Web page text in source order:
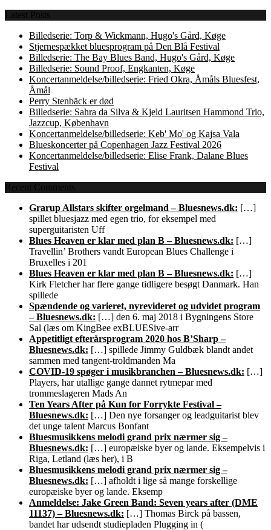
Latest Posts
Billedserie: Torp & Wickmann, Hugo's Gård, Køge
Stjernespækket bluesprogram på Den Blå Festival
Billedserie: The Bay Blues Band, Hugo's Gård, Køge
Billedserie: Sound Proof, Engkanten, Køge
Koncertanmeldelse/billedserie: Fried Okra, Åmåls Bluesfest,
Åmål
Perry Stenbäck er død
Billedserie: Sahra da Silva & Kjeld Lauritsen Hammond Trio,
Jazzcup, København
Koncertanmeldelse/billedserie: Keb' Mo' og Kajsa Vala
Blueskoncerter på Copenhagen Jazz Festival 2026
Koncertanmeldelse/billedserie: Elise Frank, Dalane Blues
Festival
Recent Comments
Grarup Allstars skifter orgelmand – Bluesnews.dk: […]
spillet bluesjazz med egen trio, for eksempel med
superguitaristen Uff
Blues Heaven er klar med plan B – Bluesnews.dk: […]
Travellin’ Brothers vandt European Blues Challenge i
Bruxelles i 201
Blues Heaven er klar med plan B – Bluesnews.dk: […]
Kirk Fletcher har flere gange tidligere besøgt Danmark. Han
spillede
Spændende og varieret, nyrevideret og udvidet program
– Bluesnews.dk: […] den 6. maj 2018 i Bygningens Store
Sal (læs om KingBee exBLUESive-arr
Appetitligt efterårsprogram 2020 hos B’Sharp –
Bluesnews.dk: […] spillede Jimmy Guldbæk blandt andet
sammen med tangent-troldmanden Ma
COVID-19 spøger i musikbranchen – Bluesnews.dk: […]
Players, har utallige gange dannet rytmepar med
trommeslageren Mads An
Ten Years After på Kun for Forrykte Festival –
Bluesnews.dk: […] Den nye forsanger og leadguitarist blev
det unge talent Marcus Bonfant
Bluesmusikkens melodi grand prix nærmer sig –
Bluesnews.dk: […] europæiske byer og lande. Eksempelvis i
Riga, Letland (læs her), i B
Bluesmusikkens melodi grand prix nærmer sig –
Bluesnews.dk: […] afholdt i lige så mange forskellige
europæiske byer og lande. Eksemp
Anmeldelse: Jake Green Band: Seven years after (DME
11137) – Bluesnews.dk: […] Thomas Birck på bassen,
bandet har udsendt studiepladen Plugging in (